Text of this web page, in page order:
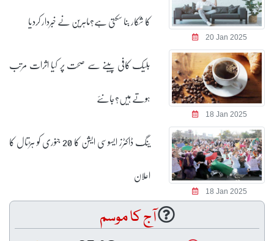
20 Jan 2025
کا شکار بنا سکتی ہے؟ماہرین نے خبردار کردیا
18 Jan 2025
بلیک کافی پینے سے صحت پر کیا اثرات مرتب
ہوتے ہیں؟جانئے
18 Jan 2025
ینگ ڈاکٹرز ایسوسی ایشن کا 20 جنوری کو ہڑتال کا
اعلان
آج کا موسم